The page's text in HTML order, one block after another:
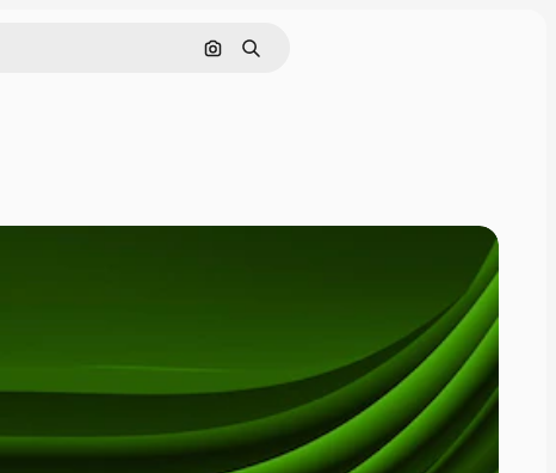
Nach Bild suchen
Suchen